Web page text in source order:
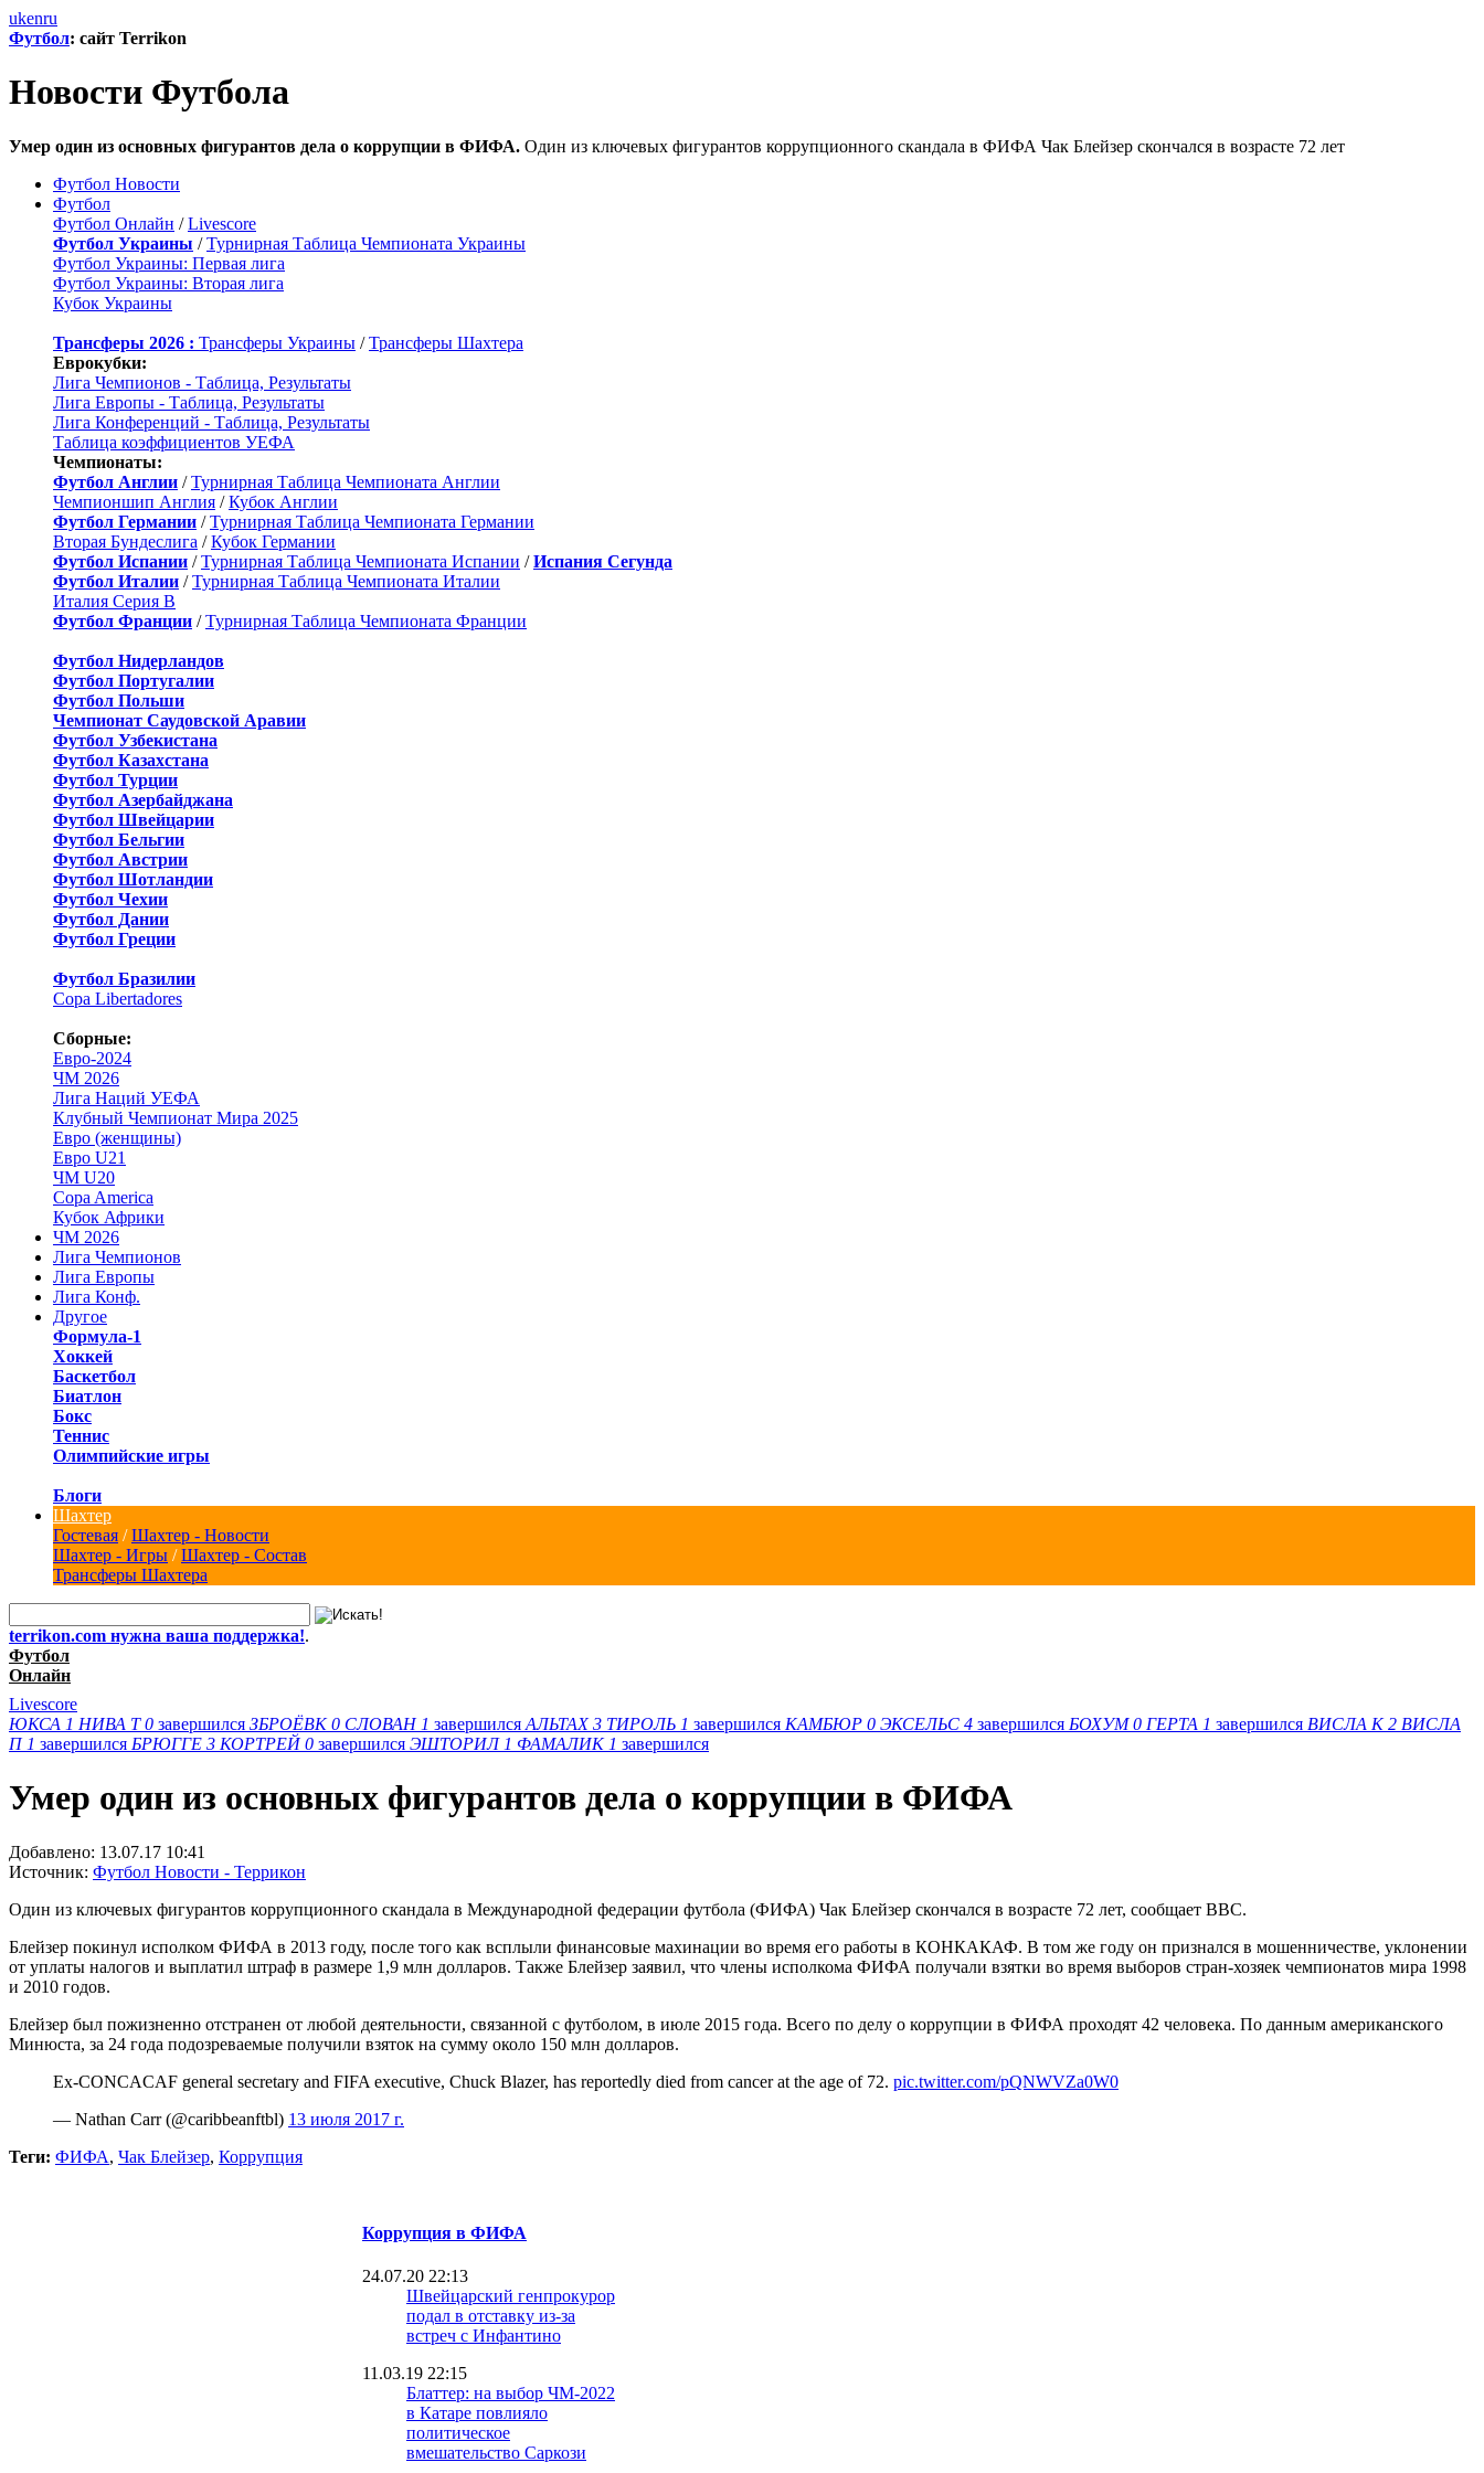
ukenru
Футбол: сайт Terrikon
Новости Футбола
Умер один из основных фигурантов дела о коррупции в ФИФА. Один из ключевых фигурантов коррупционного скандала в ФИФА Чак Блейзер скончался в возрасте 72 лет
Футбол Новости
Футбол
Футбол Онлайн /Livescore
Футбол Украины /Турнирная Таблица Чемпионата Украины
Футбол Украины: Первая лига
Футбол Украины: Вторая лига
Кубок Украины
Трансферы 2026 : Трансферы Украины /Трансферы Шахтера
Еврокубки:
Лига Чемпионов - Таблица, Результаты
Лига Европы - Таблица, Результаты
Лига Конференций - Таблица, Результаты
Таблица коэффициентов УЕФА
Чемпионаты:
Футбол Англии /Турнирная Таблица Чемпионата Англии
Чемпионшип Англия /Кубок Англии
Футбол Германии /Турнирная Таблица Чемпионата Германии
Вторая Бундеслига /Кубок Германии
Футбол Испании /Турнирная Таблица Чемпионата Испании /Испания Сегунда
Футбол Италии /Турнирная Таблица Чемпионата Италии
Италия Серия B
Футбол Франции /Турнирная Таблица Чемпионата Франции
Футбол Нидерландов
Футбол Португалии
Футбол Польши
Чемпионат Саудовской Аравии
Футбол Узбекистана
Футбол Казахстана
Футбол Турции
Футбол Азербайджана
Футбол Швейцарии
Футбол Бельгии
Футбол Австрии
Футбол Шотландии
Футбол Чехии
Футбол Дании
Футбол Греции
Футбол Бразилии
Copa Libertadores
Сборные:
Евро-2024
ЧМ 2026
Лига Наций УЕФА
Клубный Чемпионат Мира 2025
Евро (женщины)
Евро U21
ЧМ U20
Copa America
Кубок Африки
ЧМ 2026
Лига Чемпионов
Лига Европы
Лига Конф.
Другое
Формула-1
Хоккей
Баскетбол
Биатлон
Бокс
Теннис
Олимпийские игры
Блоги
Шахтер
Гостевая /Шахтер - Новости
Шахтер - Игры /Шахтер - Состав
Трансферы Шахтера
terrikon.com нужна ваша поддержка!.
Футбол
Онлайн
Livescore
ЮКСА 1 НИВА Т 0 завершился ЗБРОЁВК 0 СЛОВАН 1 завершился АЛЬТАХ 3 ТИРОЛЬ 1 завершился КАМБЮР 0 ЭКСЕЛЬС 4 завершился БОХУМ 0 ГЕРТА 1 завершился ВИСЛА K 2 ВИСЛА
П 1 завершился БРЮГГЕ 3 КОРТРЕЙ 0 завершился ЭШТОРИЛ 1 ФАМАЛИК 1 завершился
Умер один из основных фигурантов дела о коррупции в ФИФА
Добавлено: 13.07.17 10:41
Источник: Футбол Новости - Террикон
Один из ключевых фигурантов коррупционного скандала в Международной федерации футбола (ФИФА) Чак Блейзер скончался в возрасте 72 лет, сообщает BBC.
Блейзер покинул исполком ФИФА в 2013 году, после того как всплыли финансовые махинации во время его работы в КОНКАКАФ. В том же году он признался в мошенничестве, уклонении
от уплаты налогов и выплатил штраф в размере 1,9 млн долларов. Также Блейзер заявил, что члены исполкома ФИФА получали взятки во время выборов стран-хозяек чемпионатов мира 1998
и 2010 годов.
Блейзер был пожизненно отстранен от любой деятельности, связанной с футболом, в июле 2015 года. Всего по делу о коррупции в ФИФА проходят 42 человека. По данным американского
Минюста, за 24 года подозреваемые получили взяток на сумму около 150 млн долларов.
Ex-CONCACAF general secretary and FIFA executive, Chuck Blazer, has reportedly died from cancer at the age of 72. pic.twitter.com/pQNWVZa0W0
— Nathan Carr (@caribbeanftbl) 13 июля 2017 г.
Теги: ФИФА, Чак Блейзер, Коррупция
Коррупция в ФИФА
24.07.20 22:13
Швейцарский генпрокурор
подал в отставку из-за
встреч с Инфантино
11.03.19 22:15
Блаттер: на выбор ЧМ-2022
в Катаре повлияло
политическое
вмешательство Саркози